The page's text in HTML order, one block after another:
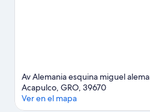
Av Alemania esquina miguel
Acapulco, GRO, 39670
Ver en el mapa